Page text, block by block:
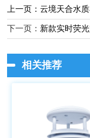
上一页： 云境天合水
下一页： 新款实时荧
相关推荐